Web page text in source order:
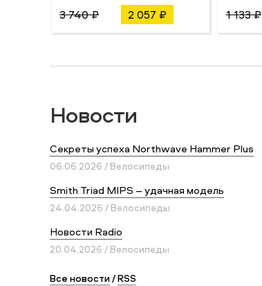
3 740 ₽ 2 057 ₽ 1 133 ₽
Новости
Секреты успеха Northwave Hammer Plus
06.06.2026 / Велосипеды
Smith Triad MIPS – удачная модель
24.04.2026 / Велосипеды
Новости Radio
20.04.2026 / Велосипеды
Все новости/RSS